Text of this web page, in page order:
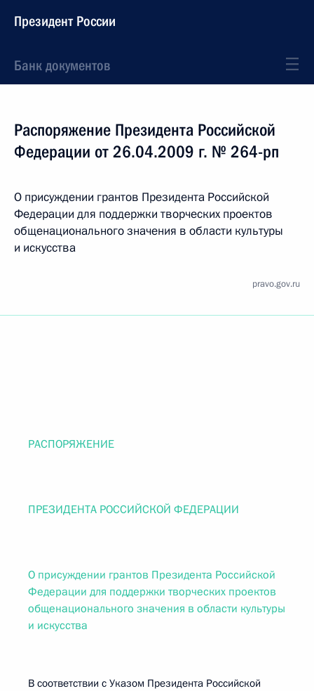
Президент России
Банк документов
Распоряжение Президента Российской
Федерации от 26.04.2009 г. № 264-рп
О присуждении грантов Президента Российской
Федерации для поддержки творческих проектов
общенационального значения в области культуры
и искусства
pravo.gov.ru
РАСПОРЯЖЕНИЕ
ПРЕЗИДЕНТА РОССИЙСКОЙ ФЕДЕРАЦИИ
О присуждении грантов Президента Российской
Федерации для поддержки творческих проектов
общенационального значения в области культуры
и искусства
В соответствии с Указом Президента Российской